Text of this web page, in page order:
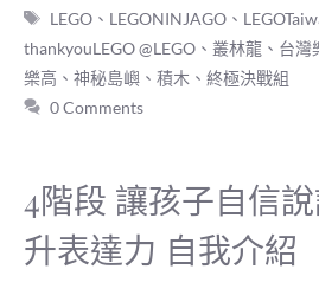
標
籤
LEGO 、 LEGONINJAGO 、
thankyouLEGO @LEGO 、 叢林龍 、 台灣
樂高 、 神秘島嶼 、 積木 、 終極決戰組
0 Comments
4階段 讓孩子自信
升表達力 自我介紹